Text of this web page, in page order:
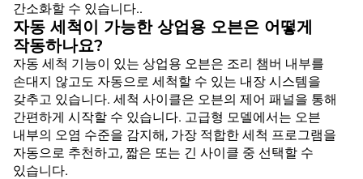
간소화할 수 있습니다..
자동 세척이 가능한 상업용 오븐은 어떻게
작동하나요?
자동 세척 기능이 있는 상업용 오븐은 조리 챔버 내부를
손대지 않고도 자동으로 세척할 수 있는 내장 시스템을
갖추고 있습니다. 세척 사이클은 오븐의 제어 패널을 통해
간편하게 시작할 수 있습니다. 고급형 모델에서는 오븐
내부의 오염 수준을 감지해, 가장 적합한 세척 프로그램을
자동으로 추천하고, 짧은 또는 긴 사이클 중 선택할 수
있습니다.